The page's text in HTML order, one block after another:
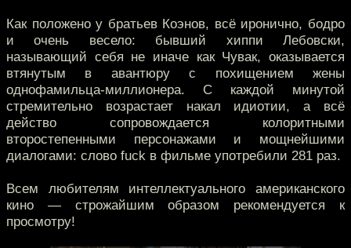
Как положено у братьев Коэнов, всё иронично, бодро
и очень весело: бывший хиппи Лебовски,
называющий себя не иначе как Чувак, оказывается
втянутым в авантюру с похищением жены
однофамильца-миллионера. С каждой минутой
стремительно возрастает накал идиотии, а всё
действо сопровождается колоритными
второстепенными персонажами и мощнейшими
диалогами: слово fuck в фильме употребили 281 раз.
Всем любителям интеллектуального американского
кино — строжайшим образом рекомендуется к
просмотру!